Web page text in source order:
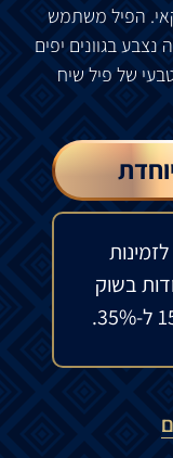
הפיל משתמש
נצבעבגוונים יפים
של פיל שיח
בשוק